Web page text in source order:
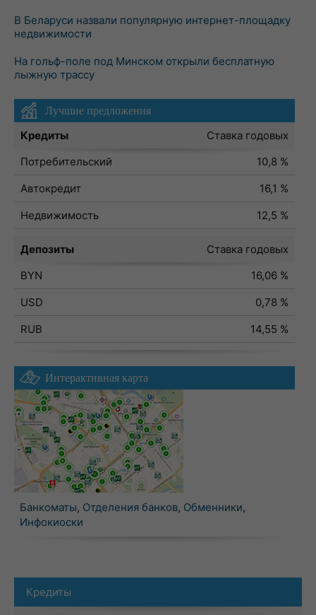
В Беларуси назвали популярную интернет-площадку
недвижимости
На гольф-поле под Минском открыли бесплатную
лыжную трассу
Лучшие предложения
Кредиты
Ставка годовых
Потребительский
10,8 %
Автокредит
16,1 %
Недвижимость
12,5 %
Депозиты
Ставка годовых
BYN
16,06 %
USD
0,78 %
RUB
14,55 %
Интерактивная карта
Банкоматы, Отделения банков, Обменники,
Инфокиоски
Кредиты